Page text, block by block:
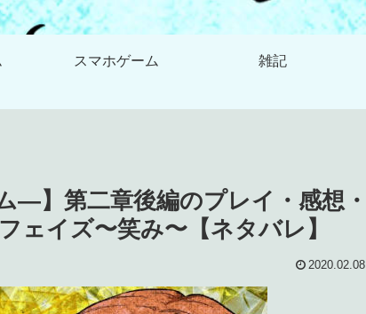
スマホゲーム 雑記
―】第二章後編のプレイ・感想・
イズ〜笑み〜【ネタバレ】
2020.02.08